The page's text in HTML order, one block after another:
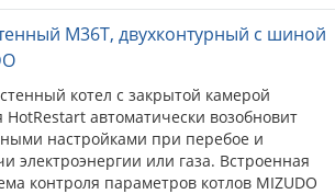
температуры вынесен на переднюю
термостата.
M36T, двухконтурный с шиной
котел с закрытой камерой
HotRestart автоматически возобновит
настройками при перебое и
электроэнергии или газа. Встроенная
контроля параметров котлов MIZUDO